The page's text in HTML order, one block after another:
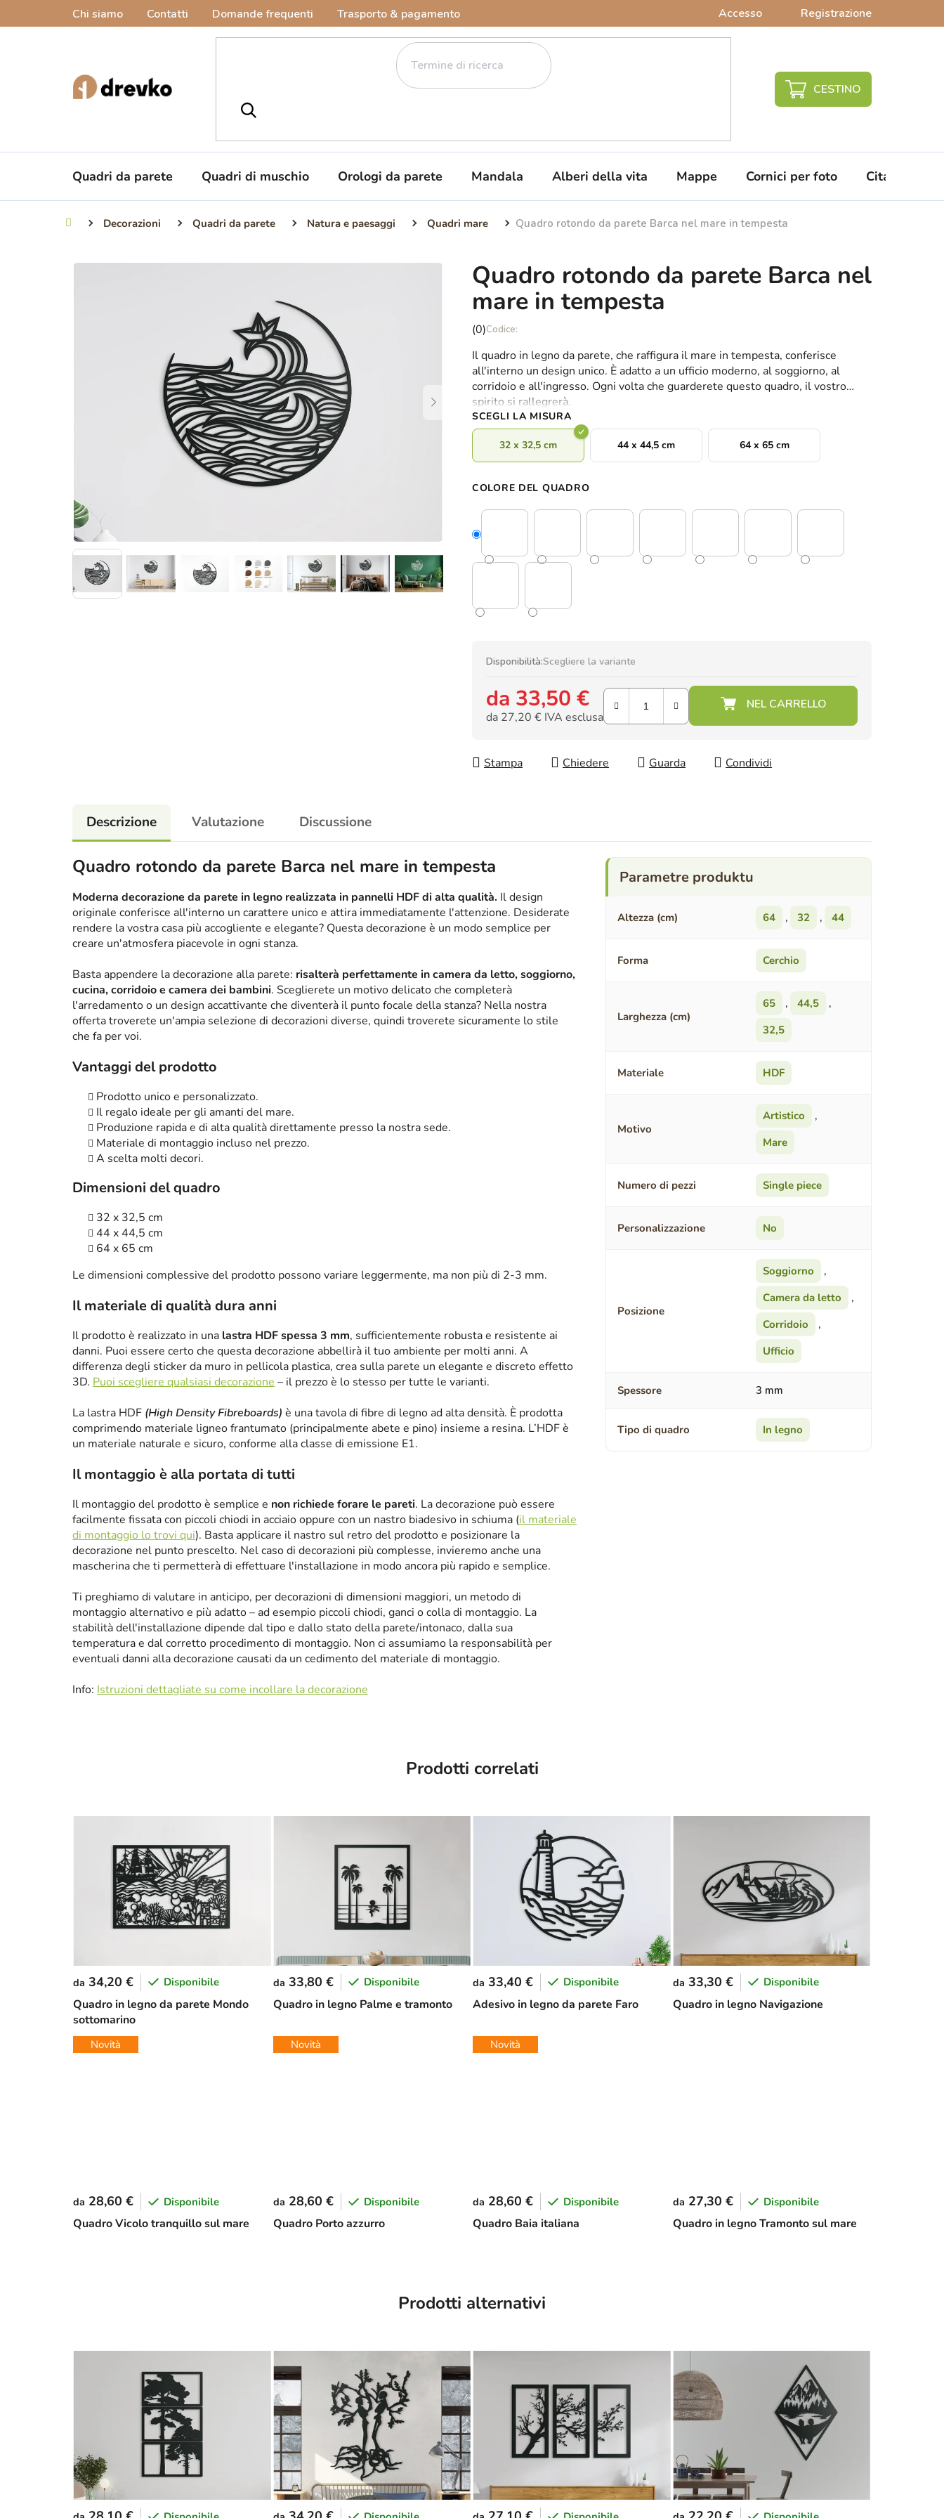
Chi siamo Contatti Domande frequenti Trasporto & pagamento Accesso Registrazione
CARRELLO
SPESA
Quadri da parete Quadri di muschio Orologi da parete Mandala Alberi della vita Mappe Cornici per foto Citazioni da
Casa Decorazioni Quadri da parete Natura e paesaggi Quadri mare Quadro rotondo da parete Barca nel mare in tempesta
Quadro rotondo da parete Barca nel
mare in tempesta
La
media
del
prodotto
è
0,0
su
(0)
Il quadro in legno da parete, che raffigura il mare in tempesta, conferisce
all'interno un design unico. È adatto a un ufficio moderno, al soggiorno, al
corridoio e all'ingresso. Ogni volta che guarderete questo quadro, il vostro
spirito si rallegrerà.
SCEGLI LA MISURA
32 x 32,5 cm 44 x 44,5 cm 64 x 65 cm
COLORE DEL QUADRO
Disponibilità:Scegliere la variante
da 33,50 €
da 27,20 € IVA esclusa
Stampa
Chiedere Guarda Condividi
Descrizione Valutazione Discussione
Quadro rotondo da parete Barca nel mare in tempesta
Moderna decorazione da parete in legno realizzata in pannelli HDF di alta qualità. Il design
originale conferisce all'interno un carattere unico e attira immediatamente l'attenzione. Desiderate
rendere la vostra casa più accogliente e elegante? Questa decorazione è un modo semplice per
creare un'atmosfera piacevole in ogni stanza.
Basta appendere la decorazione alla parete: risalterà perfettamente in camera da letto, soggiorno,
cucina, corridoio e camera dei bambini. Sceglierete un motivo delicato che completerà
l'arredamento o un design accattivante che diventerà il punto focale della stanza? Nella nostra
offerta troverete un'ampia selezione di decorazioni diverse, quindi troverete sicuramente lo stile
che fa per voi.
Vantaggi del prodotto
Prodotto unico e personalizzato.
Il regalo ideale per gli amanti del mare.
Produzione rapida e di alta qualità direttamente presso la nostra sede.
Materiale di montaggio incluso nel prezzo.
A scelta molti decori.
Dimensioni del quadro
32 x 32,5 cm
44 x 44,5 cm
64 x 65 cm
Le dimensioni complessive del prodotto possono variare leggermente, ma non più di 2-3 mm.
Il materiale di qualità dura anni
Il prodotto è realizzato in una lastra HDF spessa 3 mm, sufficientemente robusta e resistente ai
danni. Puoi essere certo che questa decorazione abbellirà il tuo ambiente per molti anni. A
differenza degli sticker da muro in pellicola plastica, crea sulla parete un elegante e discreto effetto
3D. Puoi scegliere qualsiasi decorazione – il prezzo è lo stesso per tutte le varianti.
La lastra HDF (High Density Fibreboards) è una tavola di fibre di legno ad alta densità. È prodotta
comprimendo materiale ligneo frantumato (principalmente abete e pino) insieme a resina. L’HDF è
un materiale naturale e sicuro, conforme alla classe di emissione E1.
Il montaggio è alla portata di tutti
Il montaggio del prodotto è semplice e non richiede forare le pareti. La decorazione può essere
facilmente fissata con piccoli chiodi in acciaio oppure con un nastro biadesivo in schiuma (il materiale
di montaggio lo trovi qui). Basta applicare il nastro sul retro del prodotto e posizionare la
decorazione nel punto prescelto. Nel caso di decorazioni più complesse, invieremo anche una
mascherina che ti permetterà di effettuare l'installazione in modo ancora più rapido e semplice.
Ti preghiamo di valutare in anticipo, per decorazioni di dimensioni maggiori, un metodo di
montaggio alternativo e più adatto – ad esempio piccoli chiodi, ganci o colla di montaggio. La
stabilità dell'installazione dipende dal tipo e dallo stato della parete/intonaco, dalla sua
temperatura e dal corretto procedimento di montaggio. Non ci assumiamo la responsabilità per
eventuali danni alla decorazione causati da un cedimento del materiale di montaggio.
Info: Istruzioni dettagliate su come incollare la decorazione
Altezza (cm) 64 , 32 , 44
Forma Cerchio
Larghezza (cm)
65 , 44,5
,
32,5
Materiale HDF
Motivo
Artistico
,
Mare
Numero di pezzi Single piece
Personalizzazione No
Posizione
Soggiorno
,
Camera da letto
,
Corridoio
,
Ufficio
Spessore 3 mm
Tipo di quadro In legno
Prodotti correlati
Quadro in legno da parete Mondo
sottomarino
da 34,20 € Disponibile
Quadro in legno Palme e tramonto
da 33,80 € Disponibile
Adesivo in legno da parete Faro
da 33,40 € Disponibile
Quadro in legno Navigazione
da 33,30 € Disponibile
Novità
Quadro Vicolo tranquillo sul mare
da 28,60 € Disponibile
Novità
Quadro Porto azzurro
da 28,60 € Disponibile
Novità
Quadro Baia italiana
da 28,60 € Disponibile
Quadro in legno Tramonto sul mare
da 27,30 € Disponibile
Prodotti alternativi